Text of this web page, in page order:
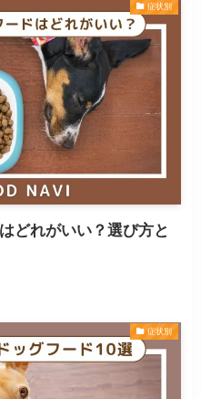
症状別
どれがいい？選び方と
症状別